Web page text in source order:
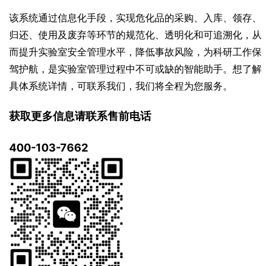
该系统通过信息化手段，实现危化品的采购、入库、领存、
归还、使用及废弃等环节的规范化、透明化和可追溯化，从
而提升实验室安全管理水平，降低事故风险，为科研工作保
驾护航，是实验室管理过程中不可或缺的智能助手。想了解
具体系统详情，可联系我们，我们将全程为您服务。
获取更多信息请联系售前电话
400-103-7662